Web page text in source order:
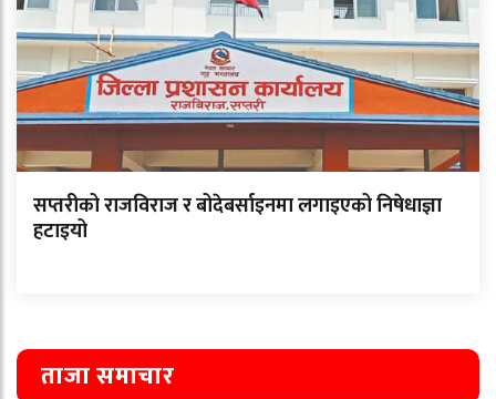
सप्तरीको राजविराज र बोदेबर्साइनमा लगाइएको निषेधाज्ञा
हटाइयो
ताजा समाचार